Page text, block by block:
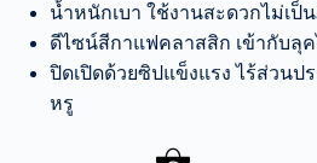
น้ำหนักเบา ใช้งานสะดวกไม่เป็
ดีไซน์สีกาแฟคลาสสิก เข้ากับลุ
ปิดเปิดด้วยซิปแข็งแรง ไร้ส่วนป
หรู